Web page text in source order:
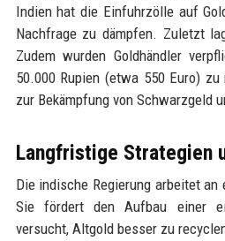
Indien hat die Einfuhrzölle auf
Nachfrage zu dämpfen. Zuletzt
Zudem wurden Goldhändler
50.000 Rupien (etwa 550 Euro)
zur Bekämpfung von Schwarzgeld
Langfristige Strategien
Die indische Regierung arbeitet an
Sie fördert den Aufbau einer
versucht, Altgold besser zu